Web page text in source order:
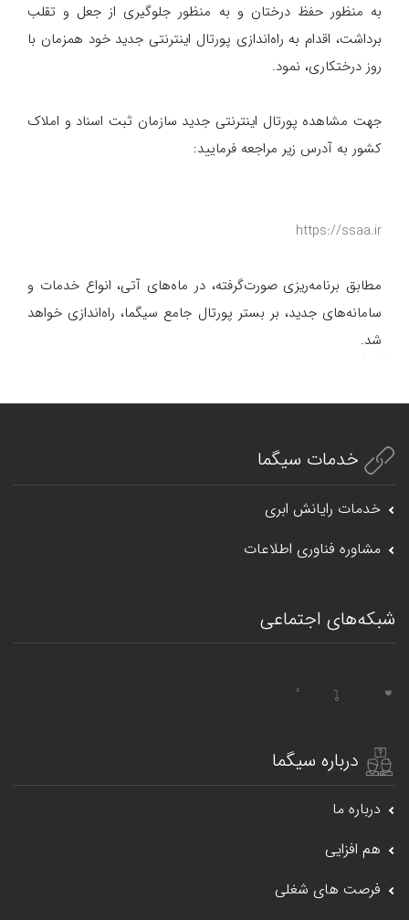
به منظور حفظ درختان و به منظور جلوگیری از جعل و تقلب
برداشت، اقدام به راه‌اندازی پورتال اینترنتی جدید خود همزمان با
روز درختکاری، نمود.
جهت مشاهده پورتال اینترنتی جدید سازمان ثبت اسناد و املاک
کشور به آدرس زیر مراجعه فرمایید:
https://ssaa.ir
مطابق برنامه‌ریزی صورت‌گرفته، در ماه‌های آتی، انواع خدمات و
سامانه‌های جدید، بر بستر پورتال جامع سیگما، راه‌اندازی خواهد
شد.
خدمات سیگما
خدمات رایانش ابری
مشاوره فناوری اطلاعات
شبکه‌های اجتماعی
درباره سیگما
درباره ما
هم افزایی
فرصت های شغلی